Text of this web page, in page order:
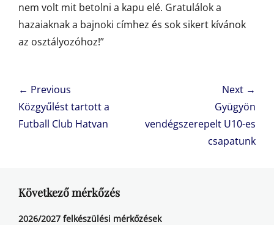
nem volt mit betolni a kapu elé. Gratulálok a
hazaiaknak a bajnoki címhez és sok sikert kívánok
az osztályozóhoz!”
Bejegyzés
navigáció
← Previous
Previous
post:
Közgyűlést tartott a
Futball Club Hatvan
Next →
post:
Gyügyön
vendégszerepelt U10-es
csapatunk
Következő mérkőzés
2026/2027 felkészülési mérkőzések